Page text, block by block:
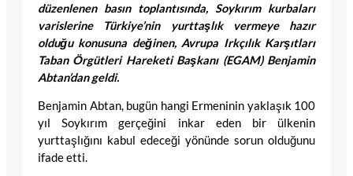
düzenlenen basın toplantısında, Soykırım kurbaları
varislerine Türkiye’nin yurttaşlık vermeye hazır
olduğu konusuna değinen, Avrupa Irkçılık Karşıtları
Taban Örgütleri Hareketi Başkanı (EGAM) Benjamin
Abtan’dan geldi.
Benjamin Abtan, bugün hangi Ermeninin yaklaşık 100
yıl Soykırım gerçeğini inkar eden bir ülkenin
yurttaşlığını kabul edeceği yönünde sorun olduğunu
ifade etti.